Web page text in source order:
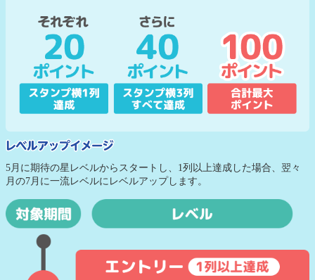
5月に期待の星レベルからスタートし、1列以上達成した場合、翌々
月の7月に一流レベルにレベルアップします。